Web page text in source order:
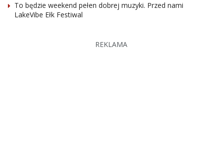
To będzie weekend pełen dobrej muzyki. Przed nami
LakeVibe Ełk Festiwal
REKLAMA